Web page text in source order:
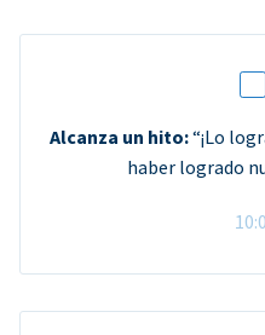
Alcanza un hito:“¡Lo
haber logrado